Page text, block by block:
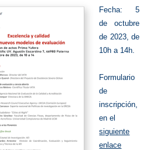
Fecha: 5
de octubre
de 2023, de
10h a 14h.
Formulario
de
inscripción,
en el
siguiente
enlace